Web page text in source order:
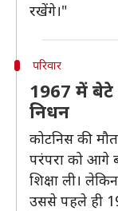
रखेंगे।"
परिवार
1967 में
निधन
कोटनिस की
परंपरा को आगे
शिक्षा ली।
उससे पहले ही